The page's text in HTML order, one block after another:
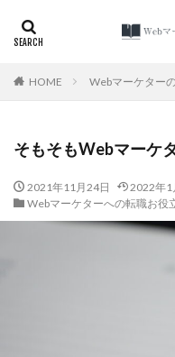
HOME Webマーケター
そもそもWebマーケ
2021年11月24日
2022年1
Webマーケターへの転職お役